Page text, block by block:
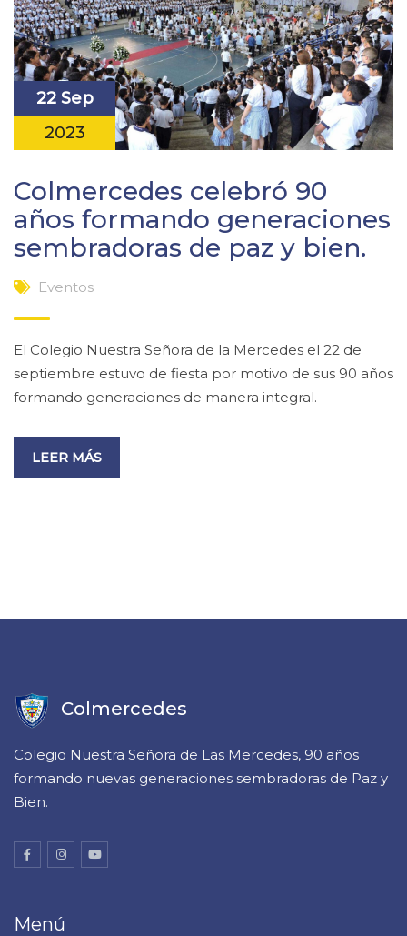
22 Sep
2023
Colmercedes celebró 90
años formando generaciones
sembradoras de paz y bien.
Eventos
El Colegio Nuestra Señora de la Mercedes el 22 de
septiembre estuvo de fiesta por motivo de sus 90 años
formando generaciones de manera integral.
LEER MÁS
Colmercedes
Colegio Nuestra Señora de Las Mercedes, 90 años
formando nuevas generaciones sembradoras de Paz y
Bien.
Menú